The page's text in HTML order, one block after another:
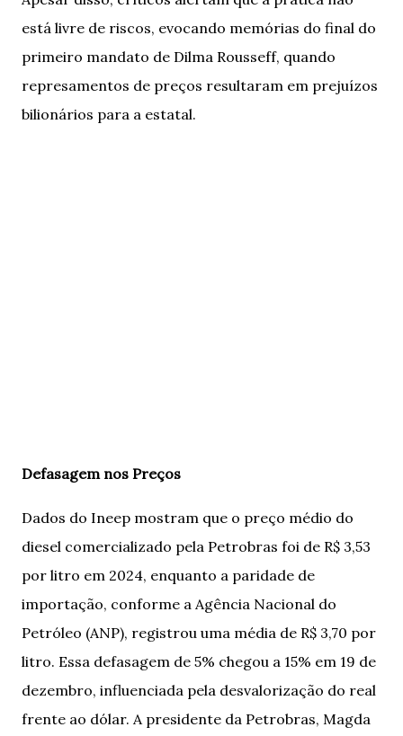
está livre de riscos, evocando memórias do final do
primeiro mandato de Dilma Rousseff, quando
represamentos de preços resultaram em prejuízos
bilionários para a estatal.
Defasagem nos Preços
Dados do Ineep mostram que o preço médio do
diesel comercializado pela Petrobras foi de R$ 3,53
por litro em 2024, enquanto a paridade de
importação, conforme a Agência Nacional do
Petróleo (ANP), registrou uma média de R$ 3,70 por
litro. Essa defasagem de 5% chegou a 15% em 19 de
dezembro, influenciada pela desvalorização do real
frente ao dólar. A presidente da Petrobras, Magda